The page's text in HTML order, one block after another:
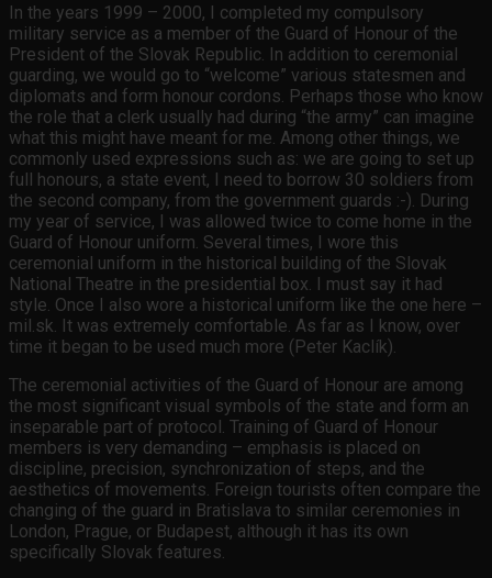
In the years 1999 – 2000, I completed my compulsory
military service as a member of the Guard of Honour of the
President of the Slovak Republic. In addition to ceremonial
guarding, we would go to “welcome” various statesmen and
diplomats and form honour cordons. Perhaps those who know
the role that a clerk usually had during “the army” can imagine
what this might have meant for me. Among other things, we
commonly used expressions such as: we are going to set up
full honours, a state event, I need to borrow 30 soldiers from
the second company, from the government guards :-). During
my year of service, I was allowed twice to come home in the
Guard of Honour uniform. Several times, I wore this
ceremonial uniform in the historical building of the Slovak
National Theatre in the presidential box. I must say it had
style. Once I also wore a historical uniform like the one here –
mil.sk. It was extremely comfortable. As far as I know, over
time it began to be used much more (Peter Kaclík).
The ceremonial activities of the Guard of Honour are among
the most significant visual symbols of the state and form an
inseparable part of protocol. Training of Guard of Honour
members is very demanding – emphasis is placed on
discipline, precision, synchronization of steps, and the
aesthetics of movements. Foreign tourists often compare the
changing of the guard in Bratislava to similar ceremonies in
London, Prague, or Budapest, although it has its own
specifically Slovak features.